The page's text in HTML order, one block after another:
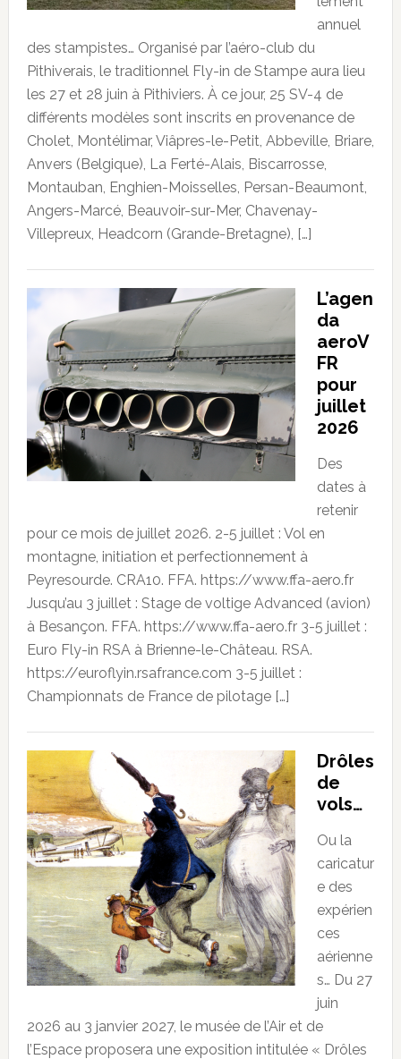
annuel
des stampistes… Organisé par l’aéro-club du
Pithiverais, le traditionnel Fly-in de Stampe aura lieu
les 27 et 28 juin à Pithiviers. À ce jour, 25 SV-4 de
différents modèles sont inscrits en provenance de
Cholet, Montélimar, Viâpres-le-Petit, Abbeville, Briare,
Anvers (Belgique), La Ferté-Alais, Biscarrosse,
Montauban, Enghien-Moisselles, Persan-Beaumont,
Angers-Marcé, Beauvoir-sur-Mer, Chavenay-
Villepreux, Headcorn (Grande-Bretagne), […]
L’agen
da
aeroV
FR
pour
juillet
2026
Des
dates à
retenir
pour ce mois de juillet 2026. 2-5 juillet : Vol en
montagne, initiation et perfectionnement à
Peyresourde. CRA10. FFA. https://www.ffa-aero.fr
Jusqu’au 3 juillet : Stage de voltige Advanced (avion)
à Besançon. FFA. https://www.ffa-aero.fr 3-5 juillet :
Euro Fly-in RSA à Brienne-le-Château. RSA.
https://euroflyin.rsafrance.com 3-5 juillet :
Championnats de France de pilotage […]
Drôles
de
vols…
Ou la
caricatur
e des
expérien
ces
aérienne
s… Du 27
juin
2026 au 3 janvier 2027, le musée de l’Air et de
l’Espace proposera une exposition intitulée « Drôles